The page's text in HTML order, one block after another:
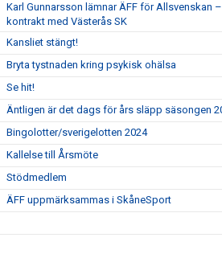
Karl Gunnarsson lämnar ÄFF för Allsvenskan
kontrakt med Västerås SK
Kansliet stängt!
Bryta tystnaden kring psykisk ohälsa
Se hit!
Äntligen är det dags för års släpp säsongen
Bingolotter/sverigelotten 2024
Kallelse till Årsmöte
Stödmedlem
ÄFF uppmärksammas i SkåneSport